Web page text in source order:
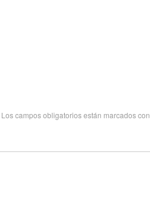
Los campos obligatorios están marcados con